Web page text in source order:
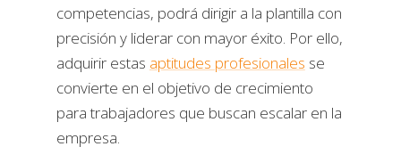
competencias, podrá dirigir a la plantilla con
precisión y liderar con mayor éxito. Por ello,
adquirir estas aptitudes profesionales se
convierte en el objetivo de crecimiento
para trabajadores que buscan escalar en la
empresa.